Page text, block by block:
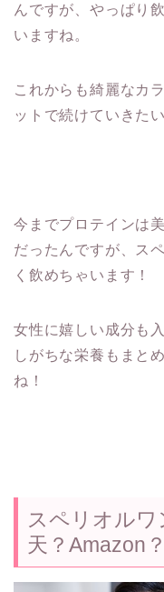
んですが、やっぱり
いますね。
これからも綺麗なカ
ットで続けていきたい
今までプロテインは
だったんですが、ス
く飲めちゃいます！
女性に嬉しい成分も
しがちな栄養もまと
ね！
スペリオル
天？Amazon？